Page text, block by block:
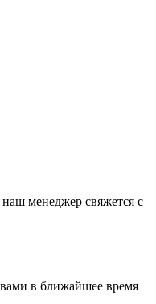
менеджер свяжется с
в ближайшее время